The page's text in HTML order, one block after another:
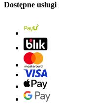
Dostępne usługi